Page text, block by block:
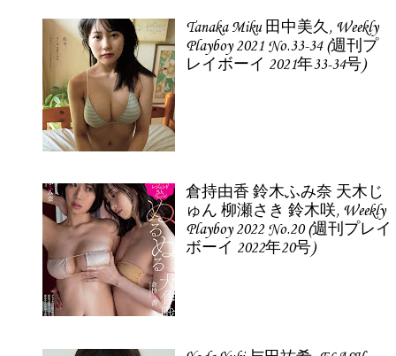
Tanaka Miku 田中美久, Weekly
Playboy 2021 No.33-34 (週刊プ
レイボーイ 2021年33-34号)
倉持由香 鈴木ふみ奈 天木じ
ゅん 柳瀬さき 鈴木咲, Weekly
Playboy 2022 No.20 (週刊プレイ
ボーイ 2022年20号)